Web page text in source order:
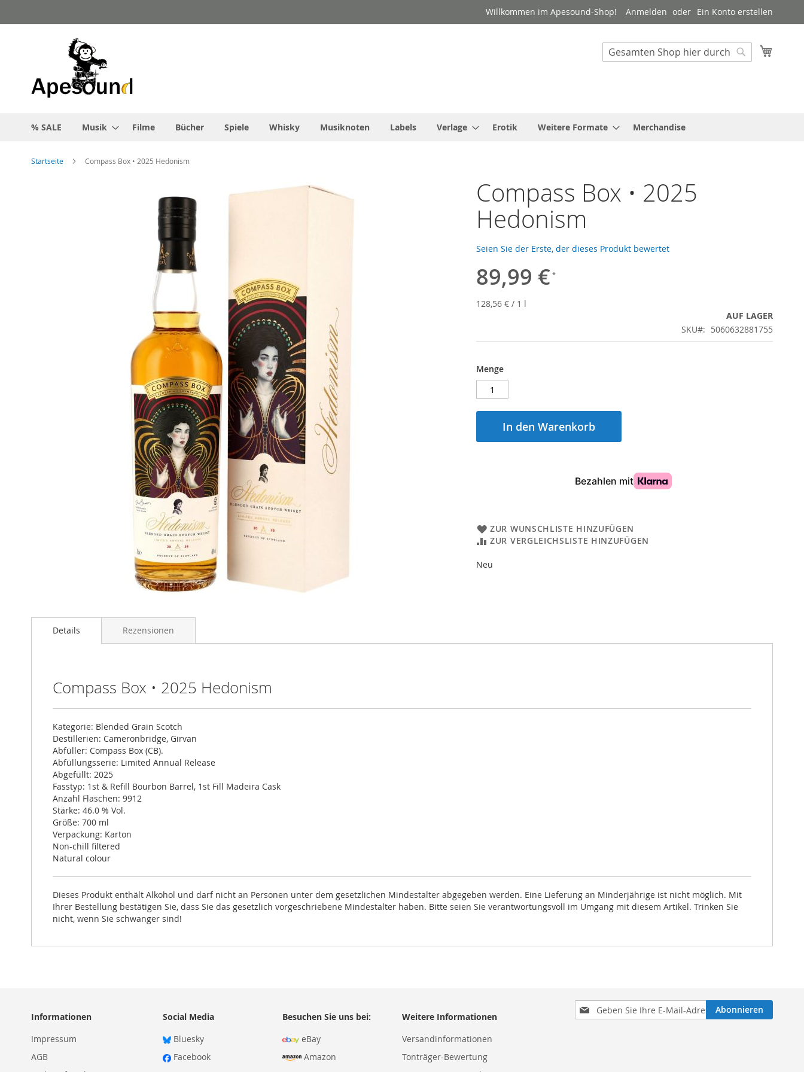
Inhalt
Willkommen im Apesound-Shop! Anmelden Ein Konto erstellen
Suche
% SALE Musik Filme Bücher Spiele Whisky Musiknoten Labels Verlage Erotik Weitere Formate Merchandise
Startseite Compass Box • 2025 Hedonism
Anfang
Compass Box • 2025
Hedonism
Seien Sie der Erste, der dieses Produkt bewertet
89,99 €
128,56 € / 1 l
AUF LAGER
SKU
5060632881755
Menge
In den Warenkorb
ZUR WUNSCHLISTE HINZUFÜGEN
ZUR VERGLEICHSLISTE HINZUFÜGEN
Neu
Details
Compass Box • 2025 Hedonism
Kategorie: Blended Grain Scotch
Destillerien: Cameronbridge, Girvan
Abfüller: Compass Box (CB).
Abfüllungsserie: Limited Annual Release
Abgefüllt: 2025
Fasstyp: 1st & Refill Bourbon Barrel, 1st Fill Madeira Cask
Anzahl Flaschen: 9912
Stärke: 46.0 % Vol.
Größe: 700 ml
Verpackung: Karton
Non-chill filtered
Natural colour
Dieses Produkt enthält Alkohol und darf nicht an Personen unter dem gesetzlichen Mindestalter abgegeben werden. Eine Lieferung an Minderjährige ist nicht möglich. Mit
Ihrer Bestellung bestätigen Sie, dass Sie das gesetzlich vorgeschriebene Mindestalter haben. Bitte seien Sie verantwortungsvoll im Umgang mit diesem Artikel. Trinken Sie
nicht, wenn Sie schwanger sind!
Rezensionen
Melden
Sie
Abonnieren
Informationen
Impressum
AGB
Social Media
Bluesky
Facebook
Besuchen Sie uns bei:
eBay
Amazon
Weitere Informationen
Versandinformationen
Tonträger-Bewertung